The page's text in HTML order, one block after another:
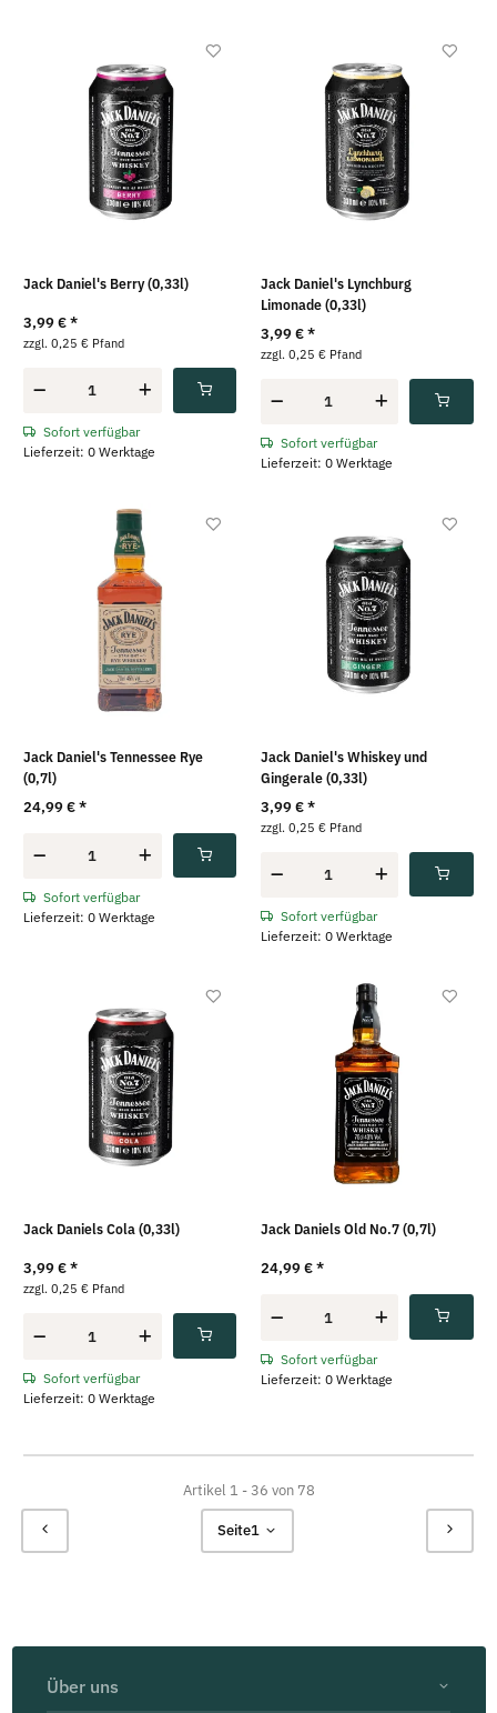
Jack Daniel's Berry (0,33l)
3,99 €*
zzgl. 0,25 € Pfand
Sofort verfügbar
Lieferzeit: 0 Werktage
Jack Daniel's Lynchburg
Limonade (0,33l)
3,99 €*
zzgl. 0,25 € Pfand
Sofort verfügbar
Lieferzeit: 0 Werktage
Jack Daniel's Tennessee Rye
(0,7l)
24,99 €*
Sofort verfügbar
Lieferzeit: 0 Werktage
Jack Daniel's Whiskey und
Gingerale (0,33l)
3,99 €*
zzgl. 0,25 € Pfand
Sofort verfügbar
Lieferzeit: 0 Werktage
Jack Daniels Cola (0,33l)
3,99 €*
zzgl. 0,25 € Pfand
Sofort verfügbar
Lieferzeit: 0 Werktage
Jack Daniels Old No.7 (0,7l)
24,99 €*
Sofort verfügbar
Lieferzeit: 0 Werktage
Artikel 1 - 36 von 78
Seite1
Über uns